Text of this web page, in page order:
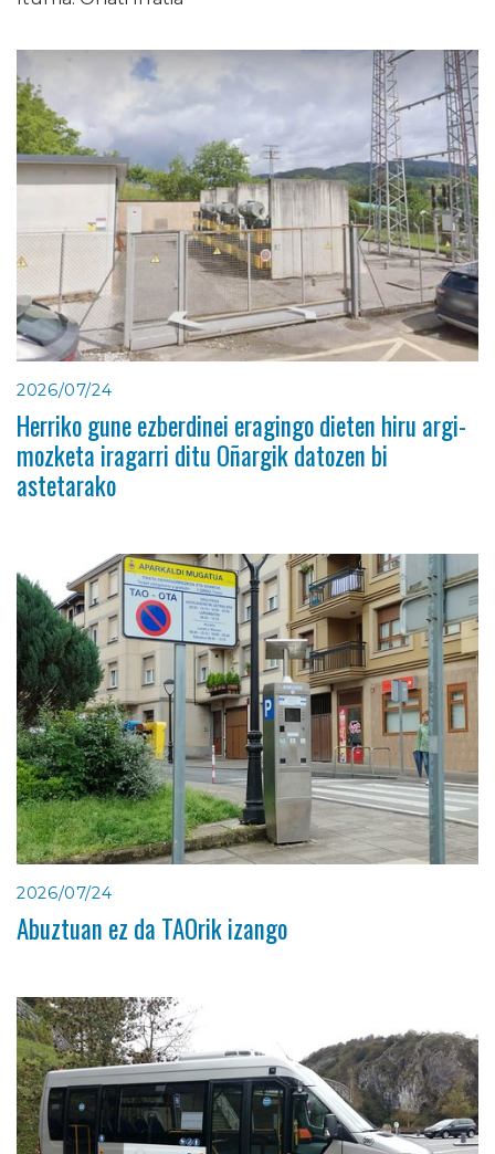
2026/07/24
Herriko gune ezberdinei eragingo dieten hiru argi-
mozketa iragarri ditu Oñargik datozen bi
astetarako
2026/07/24
Abuztuan ez da TAOrik izango